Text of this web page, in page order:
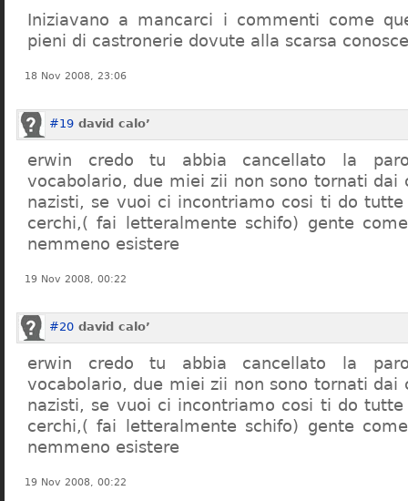
Iniziavano a mancarci i commenti come
pieni di castronerie dovute alla scarsa
18 Nov 2008, 23:06
#19 david calo’
erwin credo tu abbia cancellato la
vocabolario, due miei zii non sono tornati dai
nazisti, se vuoi ci incontriamo cosi ti do tutte
cerchi,( fai letteralmente schifo) gente
nemmeno esistere
19 Nov 2008, 00:22
#20 david calo’
erwin credo tu abbia cancellato la
vocabolario, due miei zii non sono tornati dai
nazisti, se vuoi ci incontriamo cosi ti do tutte
cerchi,( fai letteralmente schifo) gente
nemmeno esistere
19 Nov 2008, 00:22